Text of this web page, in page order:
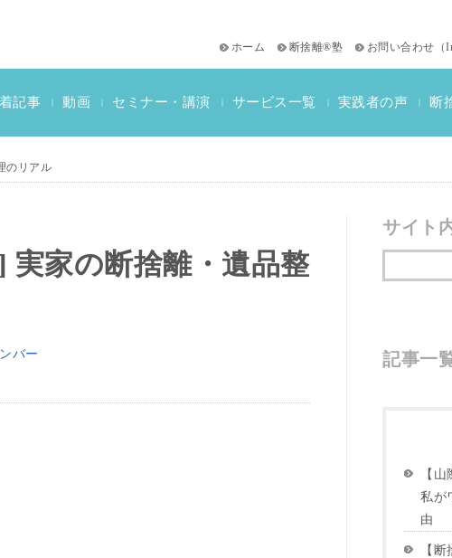
ホーム 断捨離®塾 お問い合わせ （
記事 | 動画 | セミナー・講演 | サービス一覧
おススメ書籍
教材一覧
断捨離検定情報
| 実践者の声
断捨離®体験談
動画インタビュー
| 断
のリアル
実家の断捨離・遺品整
バー
サイト
記事一
【
私が
由
【